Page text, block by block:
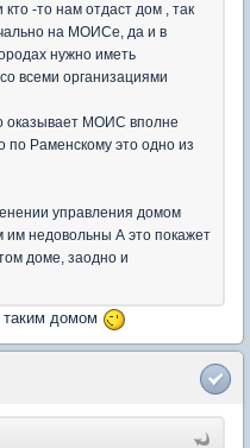
-то нам отдаст дом , так
на МОИСе, да и в
нужно иметь
всеми организациями
оказывает МОИС вполне
по Раменскому это одно из
управления домом
им недовольны А это покажет
доме, заодно и
таким домом